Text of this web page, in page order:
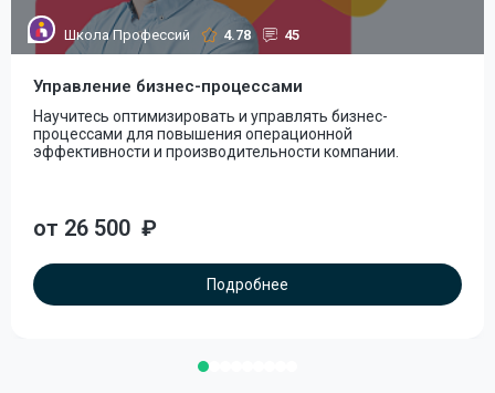
Школа Профессий 4.78 45
Управление бизнес-процессами
Научитесь оптимизировать и управлять бизнес-
процессами для повышения операционной
эффективности и производительности компании.
от 26 500 ₽
Подробнее